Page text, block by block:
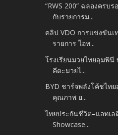
“RWS 200” ฉลองครบ
กับรายการม...
คลิป VDO การแข่งขัน
รายการ ไอท...
โรงเรียนมวยไทยลุมพิ
คีตะมวยไ...
BYD ชาร์จพลังโค้ชไทย
คุณภาพ ย...
ไทยประกันชีวิต–แอทเ
Showcase...